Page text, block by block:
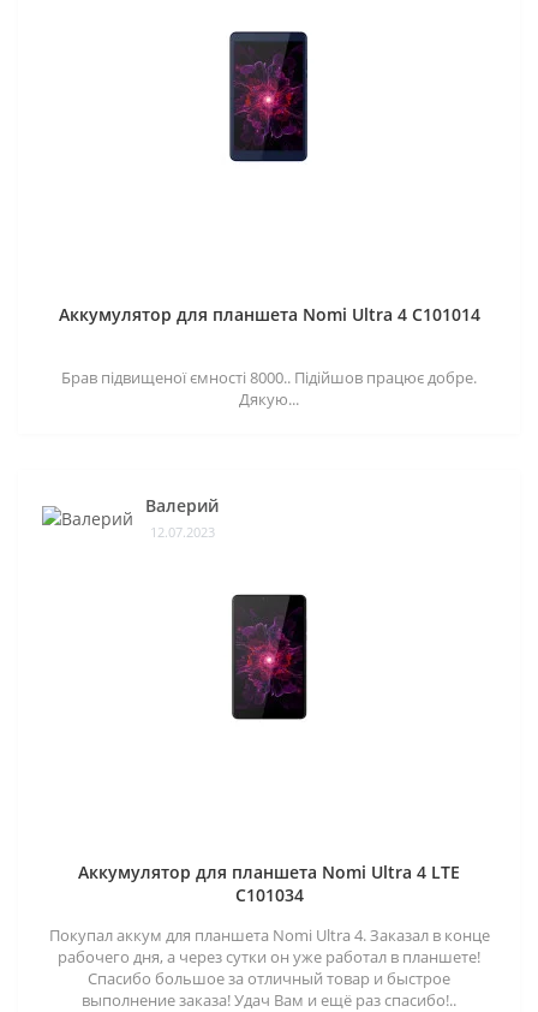
Аккумулятор для планшета Nomi Ultra 4 C101014
Брав підвищеної ємності 8000.. Підійшов працює добре.
Дякую...
Валерий
12.07.2023
Аккумулятор для планшета Nomi Ultra 4 LTE
C101034
Покупал аккум для планшета Nomi Ultra 4. Заказал в конце
рабочего дня, а через сутки он уже работал в планшете!
Спасибо большое за отличный товар и быстрое
выполнение заказа! Удач Вам и ещё раз спасибо!..